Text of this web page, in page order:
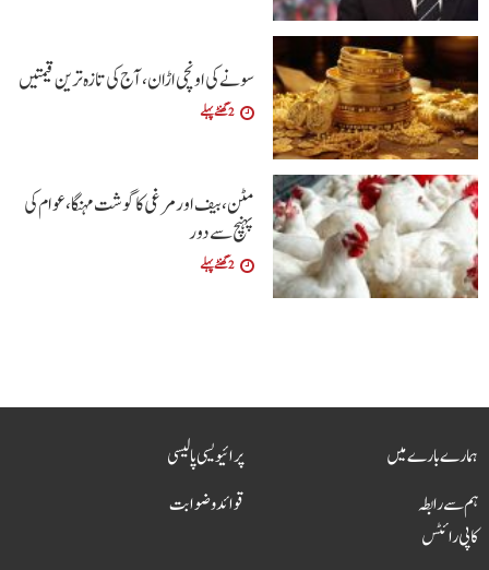
سونے کی اونچی اڑان، آج کی تازہ ترین قیمتیں
2 گھنٹے پہلے
مٹن، بیف اور مرغی کا گوشت مہنگا، عوام کی
پہنچ سے دور
2 گھنٹے پہلے
ہمارے بارے میں
ہم سے رابطہ
پرائیویسی پالیسی
قوائد و ضوابت
کاپی رائٹس